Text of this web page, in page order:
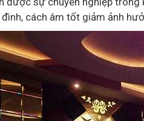
đình, cách âm tốt giảm ảnh